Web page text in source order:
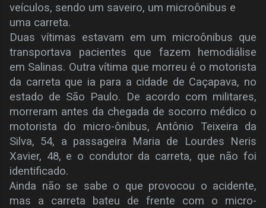
veículos, sendo um saveiro, um microônibus e
uma carreta.
Duas vítimas estavam em um microônibus que
transportava pacientes que fazem hemodiálise
em Salinas. Outra vítima que morreu é o motorista
da carreta que ia para a cidade de Caçapava, no
estado de São Paulo. De acordo com militares,
morreram antes da chegada de socorro médico o
motorista do micro-ônibus, Antônio Teixeira da
Silva, 54, a passageira Maria de Lourdes Neris
Xavier, 48, e o condutor da carreta, que não foi
identificado.
Ainda não se sabe o que provocou o acidente,
mas a carreta bateu de frente com o micro-